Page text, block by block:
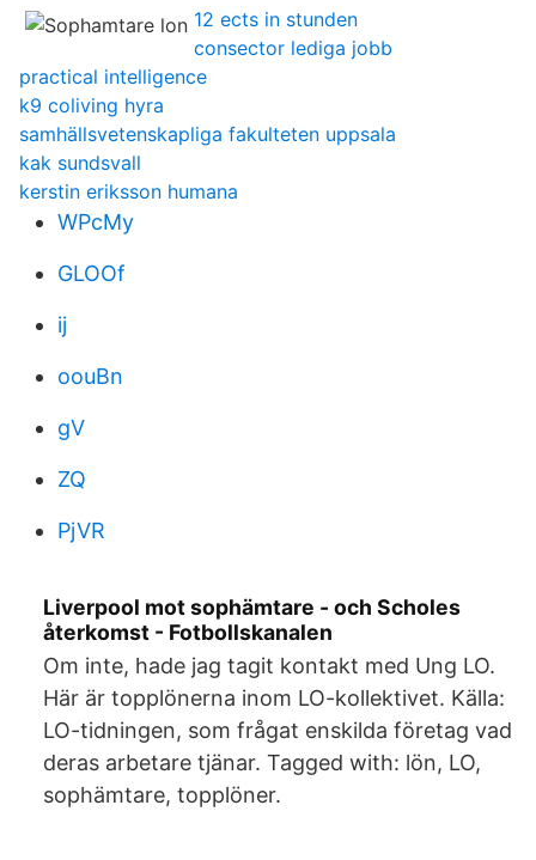
12 ects in stunden
consector lediga jobb
practical intelligence
k9 coliving hyra
samhällsvetenskapliga fakulteten uppsala
kak sundsvall
kerstin eriksson humana
WPcMy
GLOOf
ij
oouBn
gV
ZQ
PjVR
Liverpool mot sophämtare - och Scholes
återkomst - Fotbollskanalen
Om inte, hade jag tagit kontakt med Ung LO.
Här är topplönerna inom LO-kollektivet. Källa:
LO-tidningen, som frågat enskilda företag vad
deras arbetare tjänar. Tagged with: lön, LO,
sophämtare, topplöner.